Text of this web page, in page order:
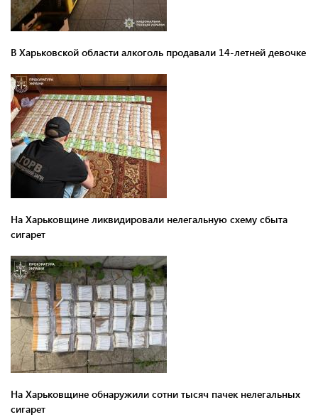
В Харьковской области алкоголь продавали 14-летней девочке
На Харьковщине ликвидировали нелегальную схему сбыта
сигарет
На Харьковщине обнаружили сотни тысяч пачек нелегальных
сигарет